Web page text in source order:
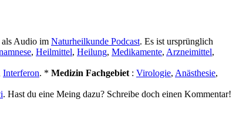
als Audio im Naturheilkunde Podcast. Es ist ursprünglich
, Heilmittel, Heilung, Medikamente, Arzneimittel,
Interferon. * Medizin Fachgebiet : Virologie, Anästhesie,
. Hast du eine Meing dazu? Schreibe doch einen Kommentar!